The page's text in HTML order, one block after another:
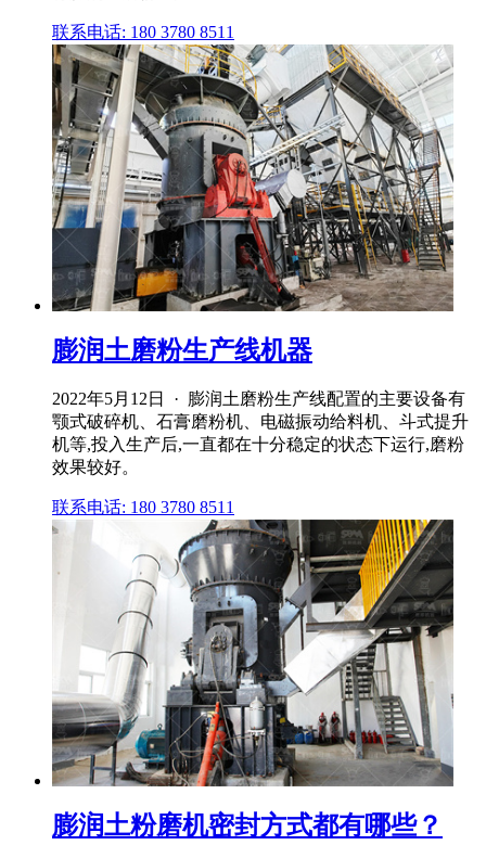
联系电话: 180 3780 8511
膨润土磨粉生产线机器
2022年5月12日 · 膨润土磨粉生产线配置的主要设备有
颚式破碎机、石膏磨粉机、电磁振动给料机、斗式提升
机等,投入生产后,一直都在十分稳定的状态下运行,磨粉
效果较好。
联系电话: 180 3780 8511
膨润土粉磨机密封方式都有哪些？